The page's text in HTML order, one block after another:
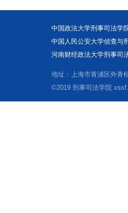
中国政法大学刑事司法学
中国人民公安大学侦查与
河南财经政法大学刑事司
地址：上海市青浦区外
©2019 刑事司法学院